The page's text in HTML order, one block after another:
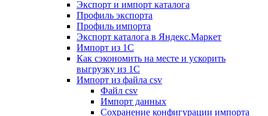
Экспорт и импорт каталога
Профиль экспорта
Профиль импорта
Экспорт каталога в Яндекс.Маркет
Импорт из 1С
Как сэкономить на месте и ускорить
выгрузку из 1С
Импорт из файла csv
Файл csv
Импорт данных
Сохранение конфигурации импорта